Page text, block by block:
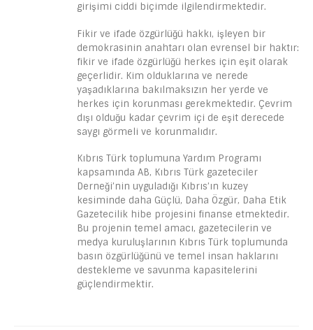
girişimi ciddi biçimde ilgilendirmektedir.
Fikir ve ifade özgürlüğü hakkı, işleyen bir
demokrasinin anahtarı olan evrensel bir haktır:
fikir ve ifade özgürlüğü herkes için eşit olarak
geçerlidir. Kim olduklarına ve nerede
yaşadıklarına bakılmaksızın her yerde ve
herkes için korunması gerekmektedir. Çevrim
dışı olduğu kadar çevrim içi de eşit derecede
saygı görmeli ve korunmalıdır.
Kıbrıs Türk toplumuna Yardım Programı
kapsamında AB, Kıbrıs Türk gazeteciler
Derneği’nin uyguladığı Kıbrıs’ın kuzey
kesiminde daha Güçlü, Daha Özgür, Daha Etik
Gazetecilik hibe projesini finanse etmektedir.
Bu projenin temel amacı, gazetecilerin ve
medya kuruluşlarının Kıbrıs Türk toplumunda
basın özgürlüğünü ve temel insan haklarını
destekleme ve savunma kapasitelerini
güçlendirmektir.